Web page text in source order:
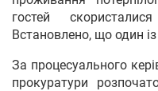
гостей
Встановлено, що один із
За процесуального
прокуратури